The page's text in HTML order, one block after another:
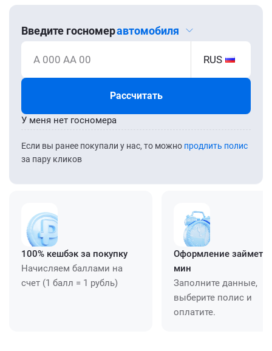
Введите госномеравтомобиля
А 000 АА 00 RUS
Рассчитать
Если вы ранее покупали у нас, то можно продлить полис
за пару кликов
У меня нет госномера
100% кешбэк за покупку
Начисляем баллами на
счет (1 балл = 1 рубль)
Оформление займет
мин
Заполните данные,
выберите полис и
оплатите.